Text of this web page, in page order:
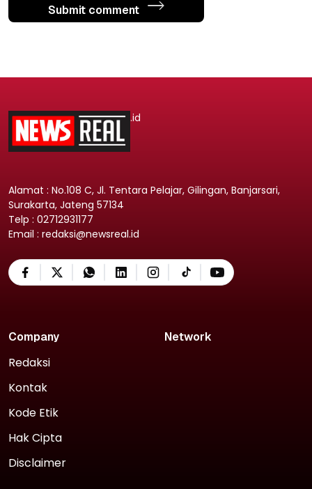
Submit comment
.id
Alamat : No.108 C, Jl. Tentara Pelajar, Gilingan, Banjarsari,
Surakarta, Jateng 57134
Telp : 02712931177
Email : redaksi@newsreal.id
Company
Redaksi
Kontak
Kode Etik
Hak Cipta
Disclaimer
Network